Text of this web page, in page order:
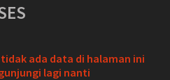
ada data di halaman ini
lagi nanti